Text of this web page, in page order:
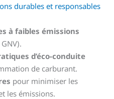
durables et responsables
à faibles émissions
d’éco-conduite
de carburant.
pour minimiser les
les émissions.